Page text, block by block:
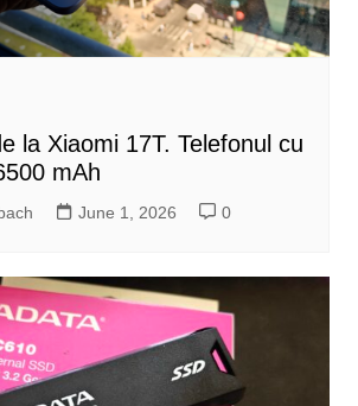
la Xiaomi 17T. Telefonul cu
mAh
June 1, 2026 0